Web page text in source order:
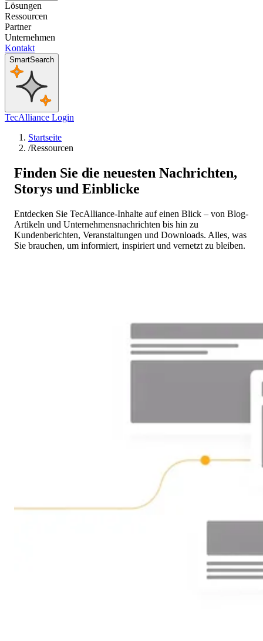
Lösungen
Ressourcen
Partner
Unternehmen
Kontakt
SmartSearch
TecAlliance Login
Startseite
/Ressourcen
Finden Sie die neuesten Nachrichten,
Storys und Einblicke
Entdecken Sie TecAlliance-Inhalte auf einen Blick – von Blog-
Artikeln und Unternehmensnachrichten bis hin zu
Kundenberichten, Veranstaltungen und Downloads. Alles, was
Sie brauchen, um informiert, inspiriert und vernetzt zu bleiben.